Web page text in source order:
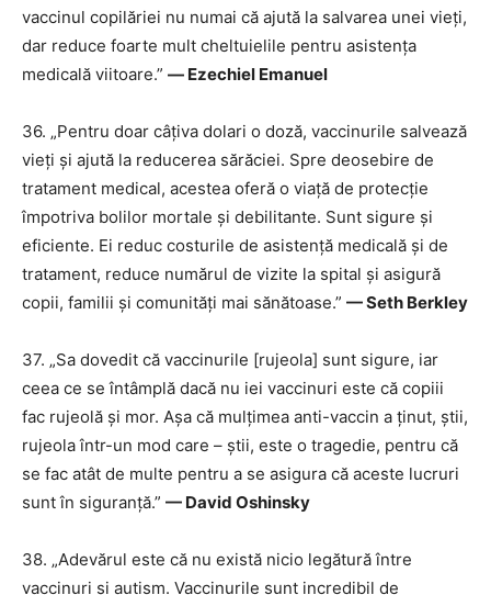
vaccinul copilăriei nu numai că ajută la salvarea unei vieți,
dar reduce foarte mult cheltuielile pentru asistența
medicală viitoare.” ― Ezechiel Emanuel
36. „Pentru doar câțiva dolari o doză, vaccinurile salvează
vieți și ajută la reducerea sărăciei. Spre deosebire de
tratament medical, acestea oferă o viață de protecție
împotriva bolilor mortale și debilitante. Sunt sigure și
eficiente. Ei reduc costurile de asistență medicală și de
tratament, reduce numărul de vizite la spital și asigură
copii, familii și comunități mai sănătoase.” — Seth Berkley
37. „Sa dovedit că vaccinurile [rujeola] sunt sigure, iar
ceea ce se întâmplă dacă nu iei vaccinuri este că copiii
fac rujeolă și mor. Așa că mulțimea anti-vaccin a ținut, știi,
rujeola într-un mod care – știi, este o tragedie, pentru că
se fac atât de multe pentru a se asigura că aceste lucruri
sunt în siguranță.” — David Oshinsky
38. „Adevărul este că nu există nicio legătură între
vaccinuri și autism. Vaccinurile sunt incredibil de